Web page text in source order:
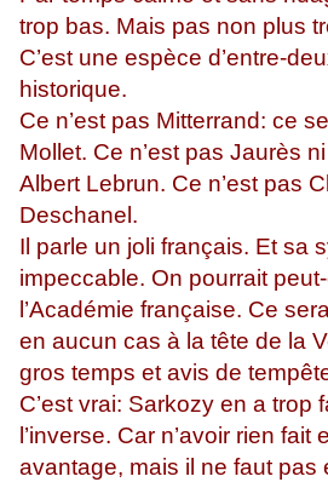
trop bas. Mais pas non plus
C’est une espèce d’entre-
historique.
Ce n’est pas Mitterrand: ce
Mollet. Ce n’est pas Jaurès
Albert Lebrun. Ce n’est pas
Deschanel.
Il parle un joli français. Et sa
impeccable. On pourrait peut-
l’Académie française. Ce
en aucun cas à la tête de la
gros temps et avis de
C’est vrai: Sarkozy en a trop
l’inverse. Car n’avoir rien fait
avantage, mais il ne faut pas